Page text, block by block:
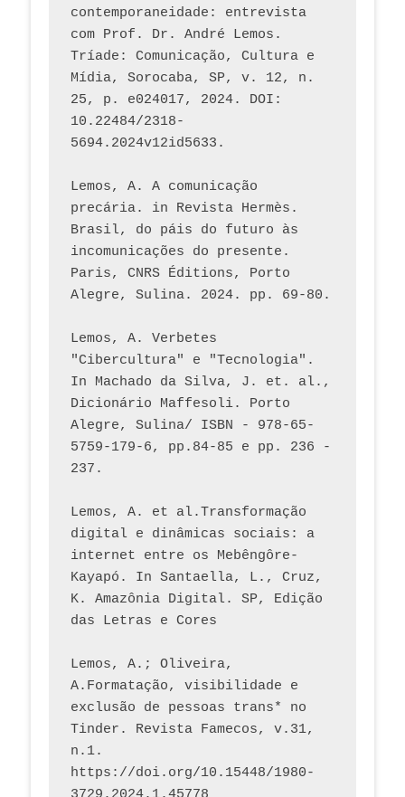
contemporaneidade: entrevista
com Prof. Dr. André Lemos.
Tríade: Comunicação, Cultura e
Mídia, Sorocaba, SP, v. 12, n.
25, p. e024017, 2024. DOI:
10.22484/2318-
5694.2024v12id5633.
Lemos, A. A comunicação
precária. in Revista Hermès.
Brasil, do páis do futuro às
incomunicações do presente.
Paris, CNRS Éditions, Porto
Lemos, A. Verbetes
"Cibercultura" e "Tecnologia".
In Machado da Silva, J. et. al.,
Dicionário Maffesoli. Porto
Alegre, Sulina/ ISBN - 978-65-
5759-179-6, pp.84-85 e pp. 236 -
237.
Lemos, A. et al.Transformação
digital e dinâmicas sociais: a
internet entre os Mebêngôre-
Kayapó. In Santaella, L., Cruz,
K. Amazônia Digital. SP, Edição
das Letras e Cores
Lemos, A.; Oliveira,
A.Formatação, visibilidade e
exclusão de pessoas trans* no
Tinder. Revista Famecos, v.31,
n.1.
https://doi.org/10.15448/1980-